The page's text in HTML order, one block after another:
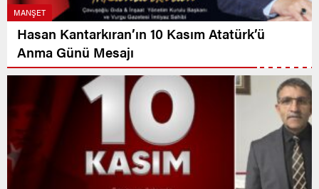
MANŞET
Hasan Kantarkıran’ın 10 Kasım Atatürk’ü
Anma Günü Mesajı